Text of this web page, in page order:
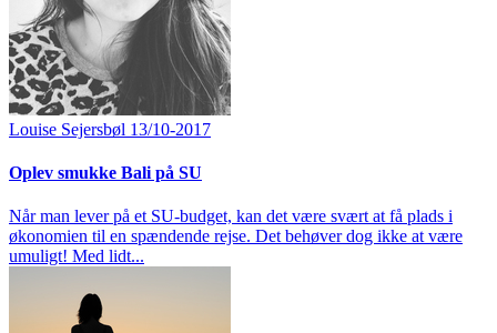
Louise Sejersbøl 13/10-2017
Oplev smukke Bali på SU
Når man lever på et SU-budget, kan det være svært at få plads i
økonomien til en spændende rejse. Det behøver dog ikke at være
umuligt! Med lidt...